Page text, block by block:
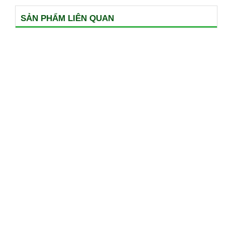
SẢN PHẨM LIÊN QUAN